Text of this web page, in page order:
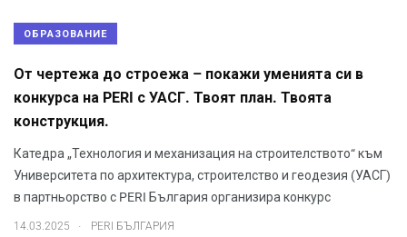
ОБРАЗОВАНИЕ
От чертежа до строежа – покажи уменията си в
конкурса на PERI с УАСГ. Твоят план. Твоята
конструкция.
Катедра „Технология и механизация на строителството“ към
Университета по архитектура, строителство и геодезия (УАСГ)
в партньорство с PERI България организира конкурс
14.03.2025 . PERI БЪЛГАРИЯ